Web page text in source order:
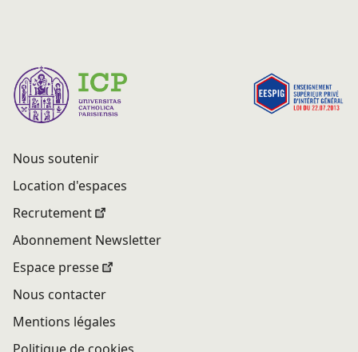
Nous soutenir
Location d'espaces
Recrutement
Abonnement Newsletter
Espace presse
Nous contacter
Mentions légales
Politique de cookies